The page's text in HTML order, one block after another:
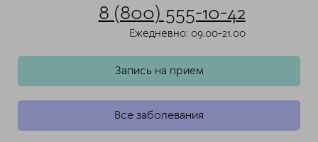
8 (800) 555-10-42
Ежедневно: 09.00-21.00
Запись на прием
Все заболевания